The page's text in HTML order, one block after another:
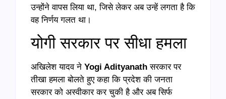
उन्होंने वापस लिया था, जिसे लेकर अब उन्हें लगता है कि
वह निर्णय गलत था।
योगी सरकार पर सीधा हमला
अखिलेश यादव ने Yogi Adityanath सरकार पर
तीखा हमला बोलते हुए कहा कि प्रदेश की जनता
सरकार को अस्वीकार कर चुकी है और अब सिर्फ